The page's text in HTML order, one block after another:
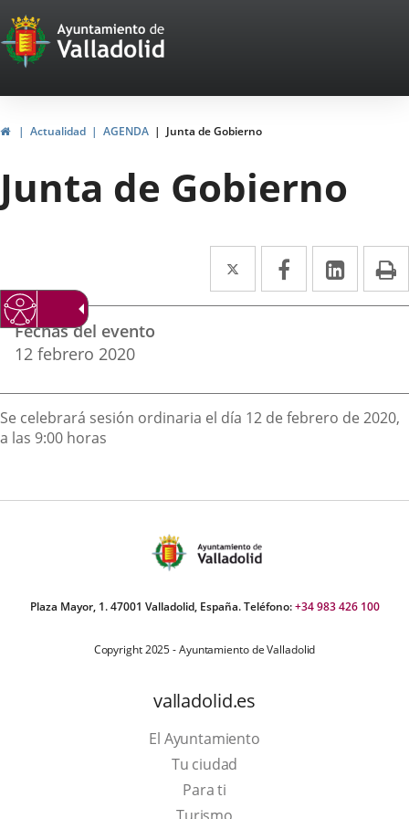
Portal
Web
del
Ayuntamiento
de
Valladolid
InicioActualidad AGENDA Junta de Gobierno
Junta de Gobierno
Twitter
Enlace
a
externa.
Facebook
Enlace
a
externa.
Enlace
a
Datos
del
evento
Fechas del evento
12 febrero 2020
Descripción
Se celebrará sesión ordinaria el día 12 de febrero de 2020,
a las 9:00 horas
Plaza Mayor, 1. 47001 Valladolid, España. Teléfono:+34 983 426 100
Copyright 2025 - Ayuntamiento de Valladolid
valladolid.es
El Ayuntamiento
Tu ciudad
Para ti
Este